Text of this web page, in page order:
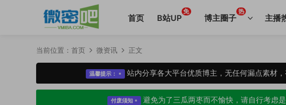
首页 B站UP
免
博主圈子
热
主播
当前位置： 首页 微资讯 正文
温馨提示： 站内分享各大平台优质博主，无任何漏点素材
付废须知 避免为了三瓜两枣而不愉快，请自行考虑